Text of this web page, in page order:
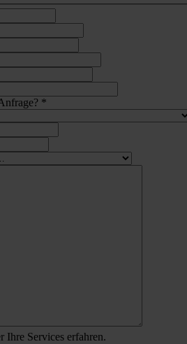
*
Ihre Services erfahren.